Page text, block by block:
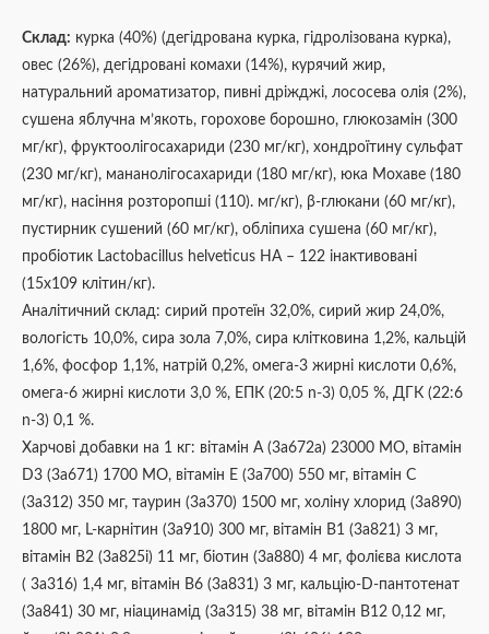
Склад: курка (40%) (дегідрована курка, гідролізована курка),
овес (26%), дегідровані комахи (14%), курячий жир,
натуральний ароматизатор, пивні дріжджі, лососева олія (2%),
сушена яблучна м’якоть, горохове борошно, глюкозамін (300
мг/кг), фруктоолігосахариди (230 мг/кг), хондроїтину сульфат
(230 мг/кг), мананолігосахариди (180 мг/кг), юка Мохаве (180
мг/кг), насіння розторопші (110). мг/кг), β-глюкани (60 мг/кг),
пустирник сушений (60 мг/кг), обліпиха сушена (60 мг/кг),
пробіотик Lactobacillus helveticus HA – 122 інактивовані
(15х109 клітин/кг).
Аналітичний склад: сирий протеїн 32,0%, сирий жир 24,0%,
вологість 10,0%, сира зола 7,0%, сира клітковина 1,2%, кальцій
1,6%, фосфор 1,1%, натрій 0,2%, омега-3 жирні кислоти 0,6%,
омега-6 жирні кислоти 3,0 %, EПК (20:5 n-3) 0,05 %, ДГК (22:6
n-3) 0,1 %.
Харчові добавки на 1 кг: вітамін А (3a672a) 23000 МО, вітамін
D3 (3a671) 1700 МО, вітамін Е (3a700) 550 мг, вітамін С
(3a312) 350 мг, таурин (3a370) 1500 мг, холіну хлорид (3a890)
1800 мг, L-карнітин (3a910) 300 мг, вітамін B1 (3a821) 3 мг,
вітамін B2 (3a825i) 11 мг, біотин (3a880) 4 мг, фолієва кислота
( 3a316) 1,4 мг, вітамін B6 (3a831) 3 мг, кальцію-D-пантотенат
(3a841) 30 мг, ніацинамід (3a315) 38 мг, вітамін B12 0,12 мг,